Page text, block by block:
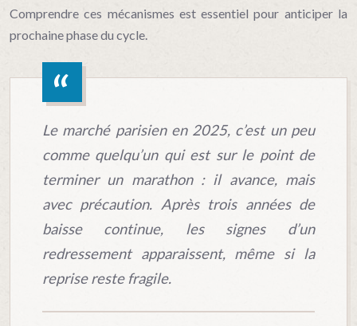
Comprendre ces mécanismes est essentiel pour anticiper la
prochaine phase du cycle.
Le marché parisien en 2025, c’est un peu
comme quelqu’un qui est sur le point de
terminer un marathon : il avance, mais
avec précaution. Après trois années de
baisse continue, les signes d’un
redressement apparaissent, même si la
reprise reste fragile.